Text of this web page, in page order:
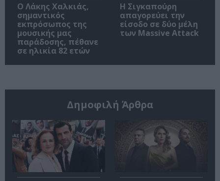
Ο Λάκης Χαλκιάς,
σημαντικός
εκπρόσωπος της
μουσικής μας
παράδοσης, πέθανε
σε ηλικία 82 ετών
Η Σιγκαπούρη
απαγορεύει την
είσοδο σε δύο μέλη
των Massive Attack
Δημοφιλή Άρθρα